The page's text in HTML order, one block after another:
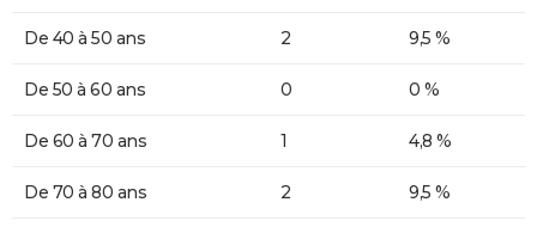
De 40 à 50 ans 2 9,5 %
De 50 à 60 ans 0 0 %
De 60 à 70 ans 1 4,8 %
De 70 à 80 ans 2 9,5 %